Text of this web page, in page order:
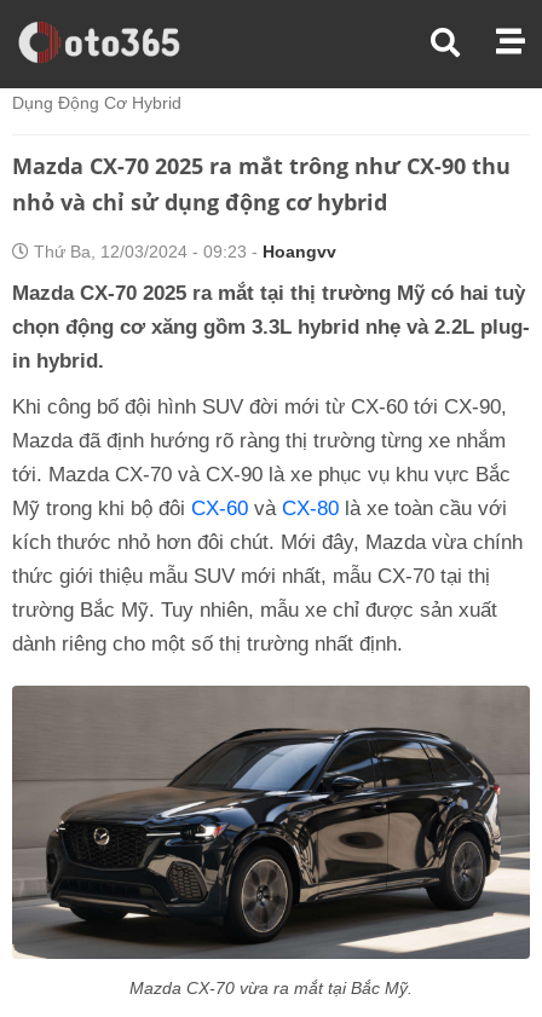
Trang Chủ
Tin Xe
Dụng Động Cơ Hybrid
Mazda CX-70 2025 ra mắt trông như CX-90 thu
nhỏ và chỉ sử dụng động cơ hybrid
Thứ Ba, 12/03/2024 - 09:23 - Hoangvv
Mazda CX-70 2025 ra mắt tại thị trường Mỹ có hai tuỳ
chọn động cơ xăng gồm 3.3L hybrid nhẹ và 2.2L plug-
in hybrid.
Khi công bố đội hình SUV đời mới từ CX-60 tới CX-90,
Mazda đã định hướng rõ ràng thị trường từng xe nhắm
tới. Mazda CX-70 và CX-90 là xe phục vụ khu vực Bắc
Mỹ trong khi bộ đôi CX-60 và CX-80 là xe toàn cầu với
kích thước nhỏ hơn đôi chút. Mới đây, Mazda vừa chính
thức giới thiệu mẫu SUV mới nhất, mẫu CX-70 tại thị
trường Bắc Mỹ. Tuy nhiên, mẫu xe chỉ được sản xuất
dành riêng cho một số thị trường nhất định.
Mazda CX-70 vừa ra mắt tại Bắc Mỹ.